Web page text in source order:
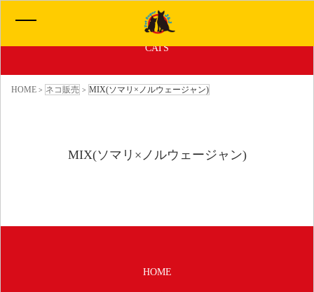
子犬ちゃんの販売情報
CATS
HOME > ネコ販売 > MIX(ソマリ×ノルウェージャン)
MIX(ソマリ×ノルウェージャン)
HOME